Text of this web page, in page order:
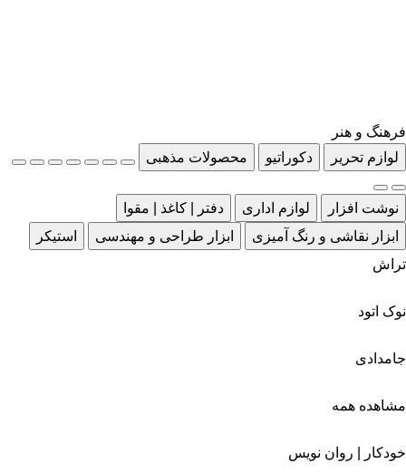
فرهنگ و هنر
لوازم تحریر
دکوراتیو محصولات مذهبی
نوشت افزار لوازم اداری
دفتر | کاغذ | مقوا
ابزار نقاشی و رنگ آمیزی
ابزار طراحی و مهندسی
استیکر
تراش
نوک اتود
جامدادی
مشاهده همه
خودکار | روان نویس